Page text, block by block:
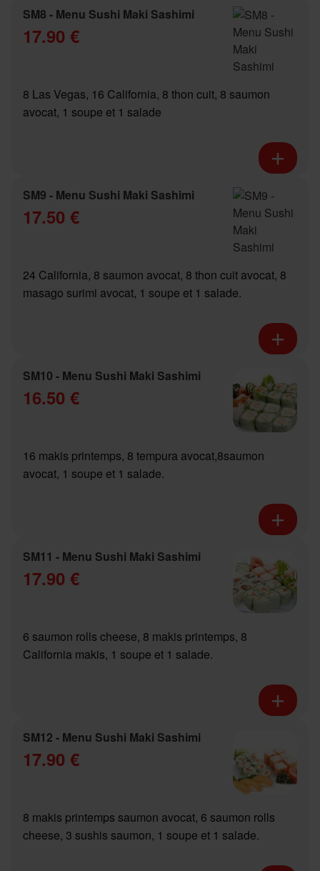
SM8 - Menu Sushi Maki Sashimi
17.90 €
8 Las Vegas, 16 California, 8 thon cuit, 8 saumon
avocat, 1 soupe et 1 salade
SM9 - Menu Sushi Maki Sashimi
17.50 €
24 California, 8 saumon avocat, 8 thon cuit avocat, 8
masago surimi avocat, 1 soupe et 1 salade.
SM10 - Menu Sushi Maki Sashimi
16.50 €
16 makis printemps, 8 tempura avocat,8saumon
avocat, 1 soupe et 1 salade.
SM11 - Menu Sushi Maki Sashimi
17.90 €
6 saumon rolls cheese, 8 makis printemps, 8
California makis, 1 soupe et 1 salade.
SM12 - Menu Sushi Maki Sashimi
17.90 €
8 makis printemps saumon avocat, 6 saumon rolls
cheese, 3 sushis saumon, 1 soupe et 1 salade.